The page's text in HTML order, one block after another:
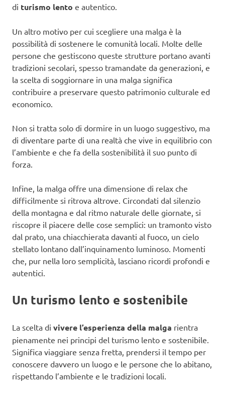
di turismo lento e autentico.
Un altro motivo per cui scegliere una malga è la
possibilità di sostenere le comunità locali. Molte delle
persone che gestiscono queste strutture portano avanti
tradizioni secolari, spesso tramandate da generazioni, e
la scelta di soggiornare in una malga significa
contribuire a preservare questo patrimonio culturale ed
economico.
Non si tratta solo di dormire in un luogo suggestivo, ma
di diventare parte di una realtà che vive in equilibrio con
l’ambiente e che fa della sostenibilità il suo punto di
forza.
Infine, la malga offre una dimensione di relax che
difficilmente si ritrova altrove. Circondati dal silenzio
della montagna e dal ritmo naturale delle giornate, si
riscopre il piacere delle cose semplici: un tramonto visto
dal prato, una chiacchierata davanti al fuoco, un cielo
stellato lontano dall’inquinamento luminoso. Momenti
che, pur nella loro semplicità, lasciano ricordi profondi e
autentici.
Un turismo lento e sostenibile
La scelta di vivere l’esperienza della malga rientra
pienamente nei principi del turismo lento e sostenibile.
Significa viaggiare senza fretta, prendersi il tempo per
conoscere davvero un luogo e le persone che lo abitano,
rispettando l’ambiente e le tradizioni locali.